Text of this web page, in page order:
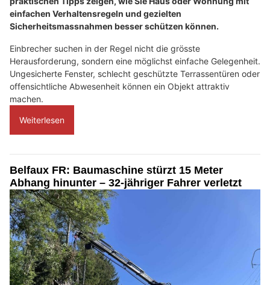
einfachen Verhaltensregeln und gezielten
Sicherheitsmassnahmen besser schützen können.
Einbrecher suchen in der Regel nicht die grösste
Herausforderung, sondern eine möglichst einfache Gelegenheit.
Ungesicherte Fenster, schlecht geschützte Terrassentüren oder
offensichtliche Abwesenheit können ein Objekt attraktiv
machen.
Weiterlesen
Belfaux FR: Baumaschine stürzt 15 Meter
Abhang hinunter – 32-jähriger Fahrer verletzt